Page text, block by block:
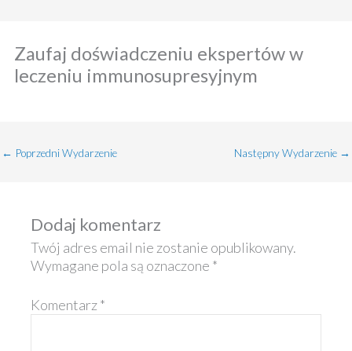
Zaufaj doświadczeniu ekspertów w
leczeniu immunosupresyjnym
← Poprzedni Wydarzenie Następny Wydarzenie →
Dodaj komentarz
Twój adres email nie zostanie opublikowany.
Wymagane pola są oznaczone *
Komentarz*